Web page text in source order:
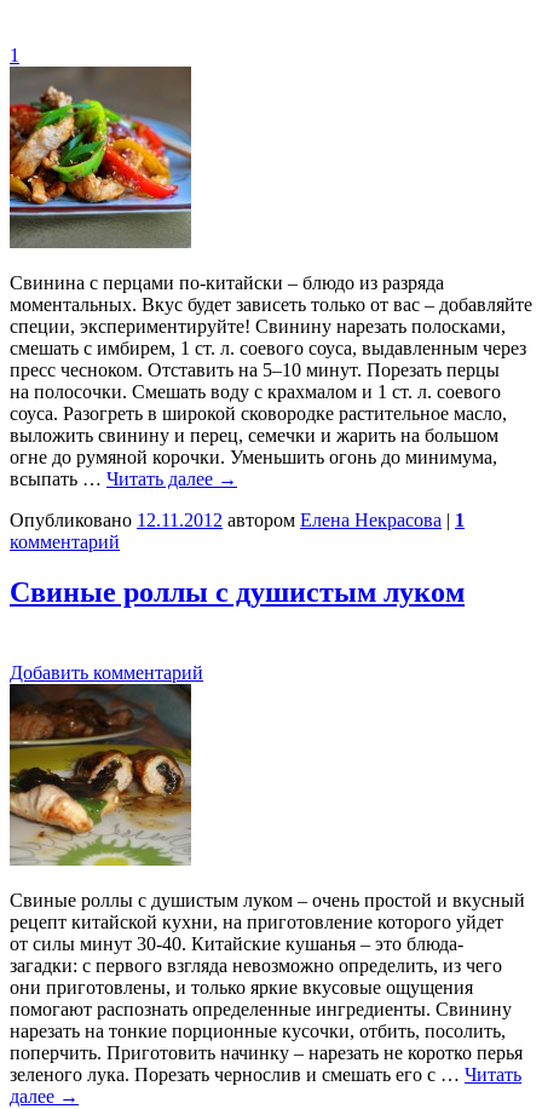
1
Свинина с перцами по-китайски – блюдо из разряда
моментальных. Вкус будет зависеть только от вас – добавляйте
специи, экспериментируйте! Свинину нарезать полосками,
смешать с имбирем, 1 ст. л. соевого соуса, выдавленным через
пресс чесноком. Отставить на 5–10 минут. Порезать перцы
на полосочки. Смешать воду с крахмалом и 1 ст. л. соевого
соуса. Разогреть в широкой сковородке растительное масло,
выложить свинину и перец, семечки и жарить на большом
огне до румяной корочки. Уменьшить огонь до минимума,
всыпать … Читать далее →
Опубликовано 12.11.2012 автором Елена Некрасова | 1
комментарий
Свиные роллы с душистым луком
Добавить комментарий
Свиные роллы с душистым луком – очень простой и вкусный
рецепт китайской кухни, на приготовление которого уйдет
от силы минут 30-40. Китайские кушанья – это блюда-
загадки: с первого взгляда невозможно определить, из чего
они приготовлены, и только яркие вкусовые ощущения
помогают распознать определенные ингредиенты. Свинину
нарезать на тонкие порционные кусочки, отбить, посолить,
поперчить. Приготовить начинку – нарезать не коротко перья
зеленого лука. Порезать чернослив и смешать его с … Читать
далее →